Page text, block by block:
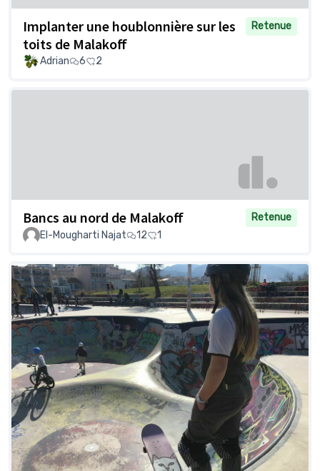
Implanter une houblonnière sur les
toits de Malakoff
Retenue
Adrian 6 2
Bancs au nord de Malakoff
Retenue
El-Mougharti Najat
12 1